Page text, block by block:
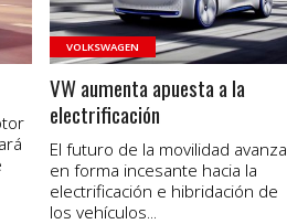
VOLKSWAGEN
VW aumenta apuesta a la
electrificación
El futuro de la movilidad avanza
en forma incesante hacia la
electrificación e hibridación de
los vehículos...